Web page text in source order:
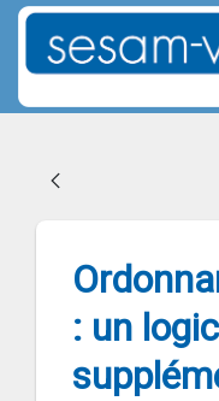
Skip to Main Content
: un
Panneau de gestion